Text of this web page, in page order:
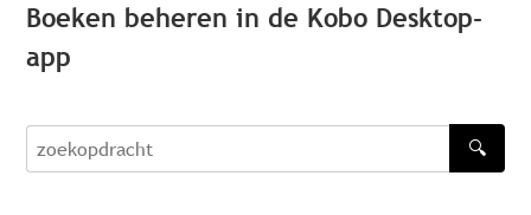
Boeken beheren in de Kobo Desktop-
app
zoekopdracht
🔍